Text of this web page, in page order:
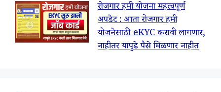
रोजगार हमी योजना महत्वपूर्ण
अपडेट : आता रोजगार हमी
योजनेसाठी eKYC करावी लागणार,
नाहीतर यापुढे पैसे मिळणार नाहीत